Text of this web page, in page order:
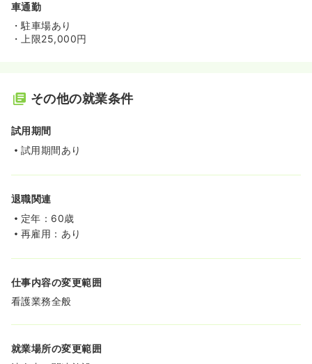
車通勤
・駐車場あり
・上限25,000円
その他の就業条件
試用期間
試用期間あり
退職関連
定年：60歳
再雇用：あり
仕事内容の変更範囲
看護業務全般
就業場所の変更範囲